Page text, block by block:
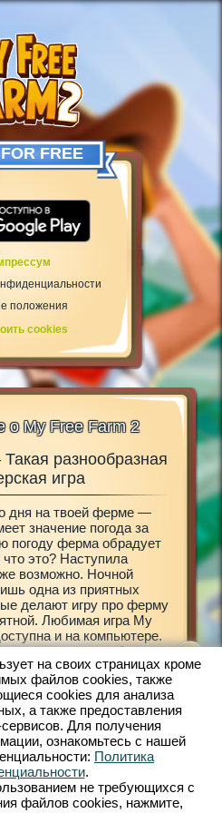
FREE
положения
cookies
о My Free Farm 2
разнообразная
игра
дня на твоей ферме —
значение погода за
погоду ферма обрадует
это? Наступила
возможно. Ночной
одна из приятных
делают игру про ферму
Любимая игра My
и на компьютере.
решать, что тебе
версия My Free
игра. Заботься о
их, обрабатывай
производи товары для
Зарегистрируйся уже
My
ферму
земле
твою
всему
на своих страницах кроме
файлов сookies, также
cookies для анализа
а также предоставления
Для получения
ознакомьтесь с нашей
Политика
.
не требующихся с
файлов cookies, нажмите,